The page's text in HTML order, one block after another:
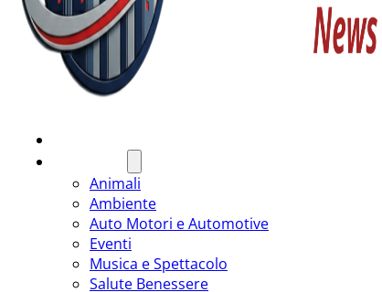
Animali
Ambiente
Auto Motori e Automotive
Eventi
Musica e Spettacolo
Salute Benessere